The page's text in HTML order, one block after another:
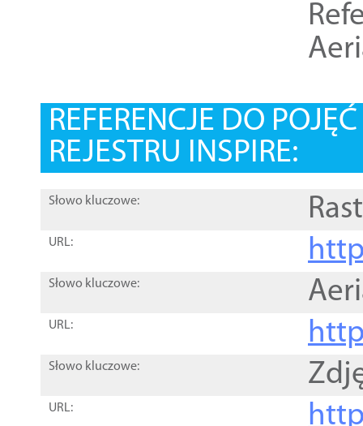
REFERENCJE DO
REJESTRU INSPIRE:
Słowo kluczowe:
URL:
Słowo kluczowe:
URL:
Słowo kluczowe:
URL: